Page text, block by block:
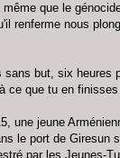
que le
renferme nous
sans but, six heures
ce que tu en
une jeune
le port de Giresun
par les Jeunes-